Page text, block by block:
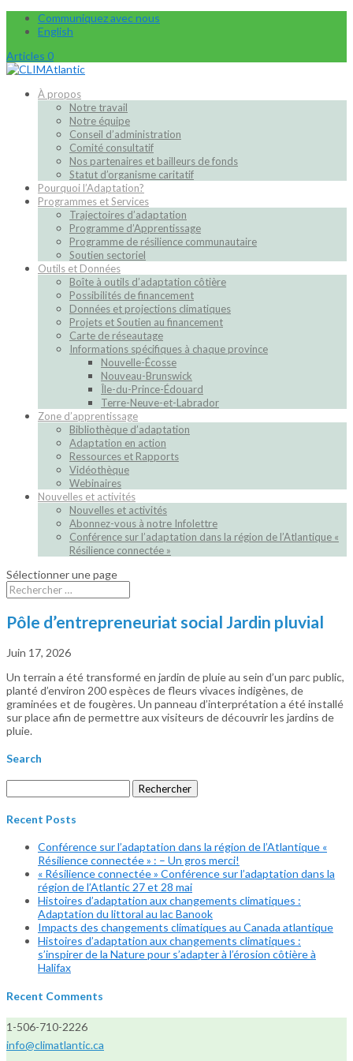
Communiquez avec nous
English
Articles 0
À propos
Notre travail
Notre équipe
Conseil d’administration
Comité consultatif
Nos partenaires et bailleurs de fonds
Statut d’organisme caritatif
Pourquoi l’Adaptation?
Programmes et Services
Trajectoires d’adaptation
Programme d’Apprentissage
Programme de résilience communautaire
Soutien sectoriel
Outils et Données
Boîte à outils d’adaptation côtière
Possibilités de financement
Données et projections climatiques
Projets et Soutien au financement
Carte de réseautage
Informations spécifiques à chaque province
Nouvelle-Écosse
Nouveau-Brunswick
Île-du-Prince-Édouard
Terre-Neuve-et-Labrador
Zone d’apprentissage
Bibliothèque d’adaptation
Adaptation en action
Ressources et Rapports
Vidéothèque
Webinaires
Nouvelles et activités
Nouvelles et activités
Abonnez-vous à notre Infolettre
Conférence sur l’adaptation dans la région de l’Atlantique «
Résilience connectée »
Sélectionner une page
Pôle d’entrepreneuriat social Jardin pluvial
Juin 17, 2026
Un terrain a été transformé en jardin de pluie au sein d’un parc public,
planté d’environ 200 espèces de fleurs vivaces indigènes, de
graminées et de fougères. Un panneau d’interprétation a été installé
sur place afin de permettre aux visiteurs de découvrir les jardins de
pluie.
Search
Recent Posts
Conférence sur l’adaptation dans la région de l’Atlantique «
Résilience connectée » : – Un gros merci!
« Résilience connectée » Conférence sur l’adaptation dans la
région de l’Atlantic 27 et 28 mai
Histoires d’adaptation aux changements climatiques :
Adaptation du littoral au lac Banook
Impacts des changements climatiques au Canada atlantique
Histoires d’adaptation aux changements climatiques :
s’inspirer de la Nature pour s’adapter à l’érosion côtière à
Halifax
Recent Comments
1-506-710-2226
info@climatlantic.ca